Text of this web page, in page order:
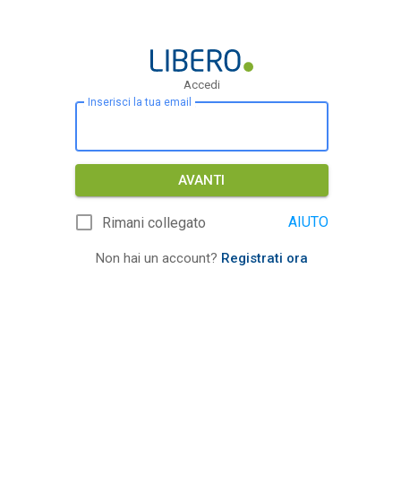
Accedi
Inserisci la tua email
AVANTI
Rimani collegato AIUTO
Non hai un account? Registrati ora